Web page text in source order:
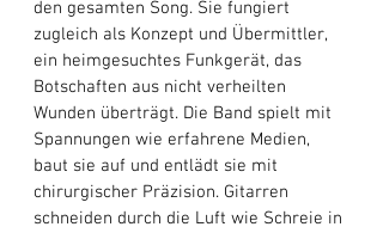
den gesamten Song. Sie fungiert
zugleich als Konzept und Übermittler,
ein heimgesuchtes Funkgerät, das
Botschaften aus nicht verheilten
Wunden überträgt. Die Band spielt mit
Spannungen wie erfahrene Medien,
baut sie auf und entlädt sie mit
chirurgischer Präzision. Gitarren
schneiden durch die Luft wie Schreie in